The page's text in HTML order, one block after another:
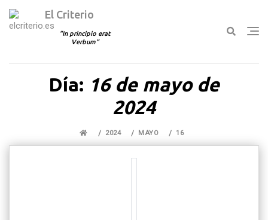
El Criterio
In principio erat
Verbum
Día: 16 de mayo de
2024
2024 MAYO 16